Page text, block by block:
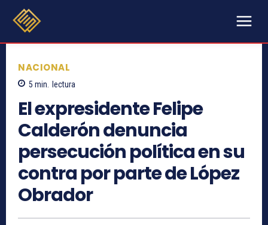
NACIONAL
5 min. lectura
El expresidente Felipe
Calderón denuncia
persecución política en su
contra por parte de López
Obrador